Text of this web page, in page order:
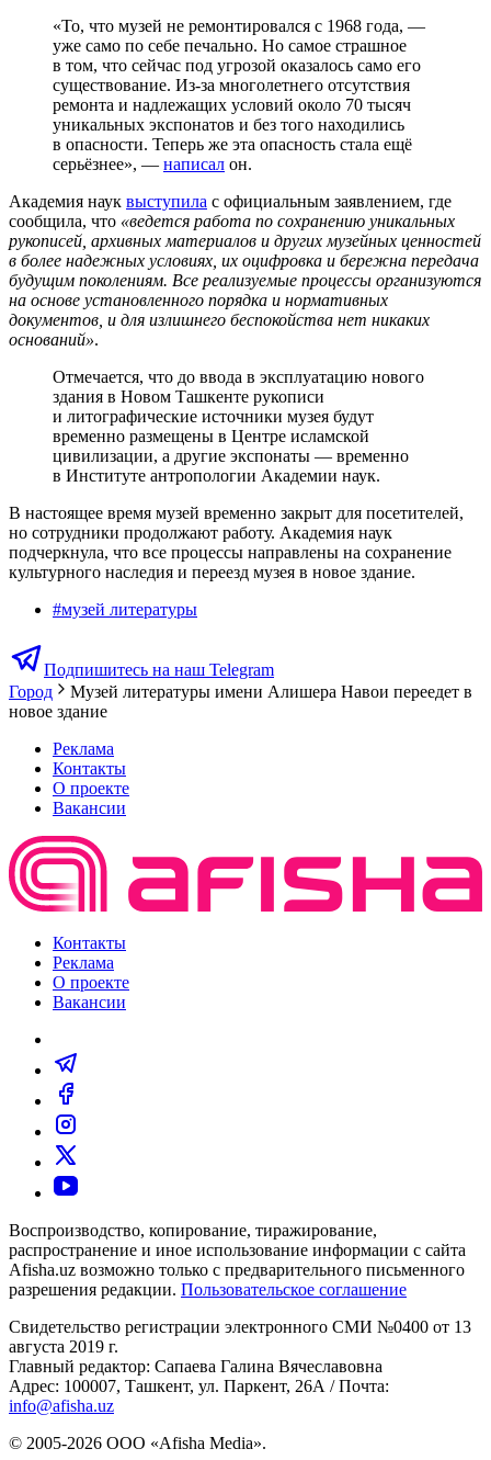
«То, что музей не ремонтировался с 1968 года, —
уже само по себе печально. Но самое страшное
в том, что сейчас под угрозой оказалось само его
существование. Из-за многолетнего отсутствия
ремонта и надлежащих условий около 70 тысяч
уникальных экспонатов и без того находились
в опасности. Теперь же эта опасность стала ещё
серьёзнее», — написал он.
Академия наук выступила с официальным заявлением, где
сообщила, что «ведется работа по сохранению уникальных
рукописей, архивных материалов и других музейных ценностей
в более надежных условиях, их оцифровка и бережна передача
будущим поколениям. Все реализуемые процессы организуются
на основе установленного порядка и нормативных
документов, и для излишнего беспокойства нет никаких
оснований».
Отмечается, что до ввода в эксплуатацию нового
здания в Новом Ташкенте рукописи
и литографические источники музея будут
временно размещены в Центре исламской
цивилизации, а другие экспонаты — временно
в Институте антропологии Академии наук.
В настоящее время музей временно закрыт для посетителей,
но сотрудники продолжают работу. Академия наук
подчеркнула, что все процессы направлены на сохранение
культурного наследия и переезд музея в новое здание.
#музей литературы
Подпишитесь на наш Telegram
Город
Музей литературы имени Алишера Навои переедет в
новое здание
Реклама
Контакты
О проекте
Вакансии
Контакты
Реклама
О проекте
Вакансии
Воспроизводство, копирование, тиражирование,
распространение и иное использование информации с сайта
Afisha.uz возможно только с предварительного письменного
разрешения редакции. Пользовательское соглашение
Свидетельство регистрации электронного СМИ №0400 от 13
августа 2019 г.
Главный редактор: Сапаева Галина Вячеславовна
Адрес: 100007, Ташкент, ул. Паркент, 26А / Почта:
info@afisha.uz
© 2005-2026 ООО «Afisha Media».